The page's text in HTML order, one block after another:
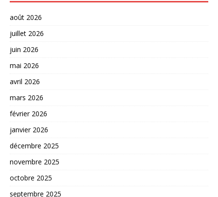
août 2026
juillet 2026
juin 2026
mai 2026
avril 2026
mars 2026
février 2026
janvier 2026
décembre 2025
novembre 2025
octobre 2025
septembre 2025